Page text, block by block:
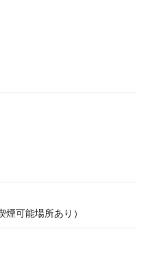
可能場所あり）